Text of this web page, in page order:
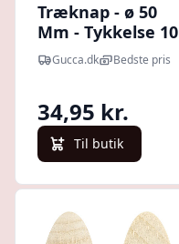
Træknap - ø 50
Mm - Tykkelse 10
Mm - 5 Stk.
Gucca.dk Bedste pris
34,95 kr.
Til butik